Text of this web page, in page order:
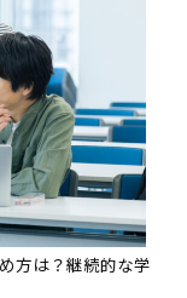
方は？継続的な学